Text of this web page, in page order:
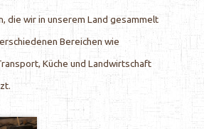
die wir in unserem Land gesammelt
Bereichen wie
Küche und Landwirtschaft